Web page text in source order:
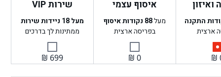
התקנה
ארצית
₪
איסוף עצמי
מעל88 נקודות איסוף
בפריסה ארצית
₪ 0
שירות VIP
מעל 18 ניידות שירות
ממתינות לך בדרכים
₪ 699